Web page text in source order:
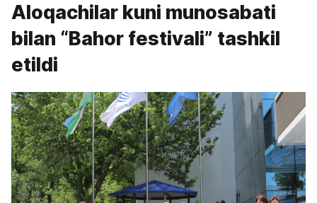
Aloqachilar kuni munosabati
bilan “Bahor festivali” tashkil
etildi